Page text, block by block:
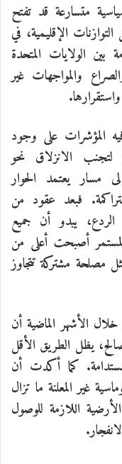
t متسارعة قد تفتح
الإقليمية، في
الولايات المتحدة
والمواجهات غير
المؤشرات على وجود
الانزلاق نحو
مسار يعتمد الحوار
فبعد عقود من
الردع، يبدو أن جميع
أصبحت أعلى من
مصلحة مشتركة تتجاوز
الأشهر الماضية أن
يظل الطريق الأقل
كما أكدت أن
غير المعلنة ما تزال
اللازمة للوصول